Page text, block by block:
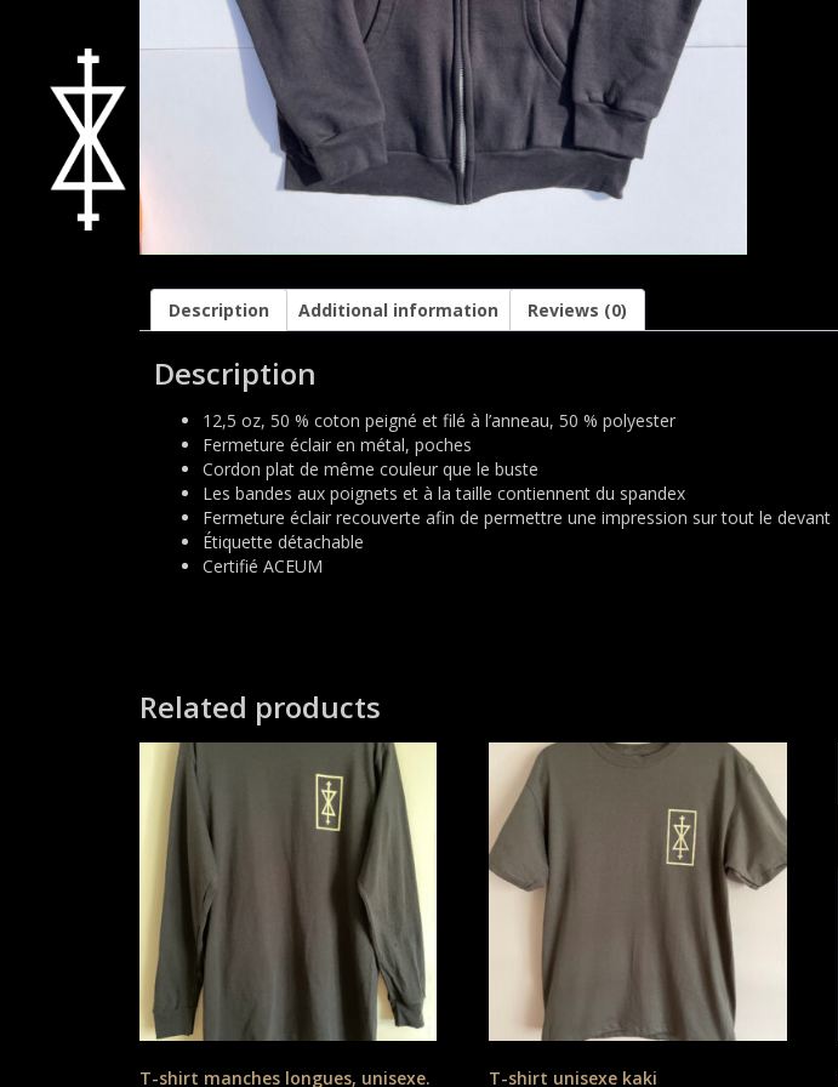
Description Additional information Reviews (0)
Description
12,5 oz, 50 % coton peigné et filé à l’anneau, 50 % polyester
Fermeture éclair en métal, poches
Cordon plat de même couleur que le buste
Les bandes aux poignets et à la taille contiennent du spandex
Fermeture éclair recouverte afin de permettre une impression sur tout le devant
Étiquette détachable
Certifié ACEUM
Related products
T-shirt manches longues, unisexe. T-shirt unisexe kaki